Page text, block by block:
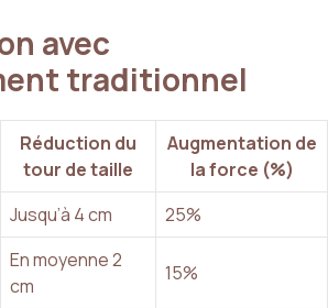
avec
traditionnel
Réduction du
tour de taille
Augmentation de
la force (%)
Jusqu’à 4 cm
25%
En moyenne 2
cm
15%